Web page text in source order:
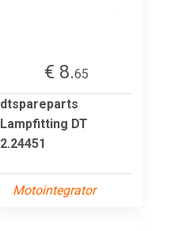
€ 8.65
dtspareparts
Lampfitting DT
2.24451
Motointegrator